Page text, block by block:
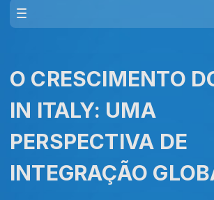
O CRESCIMENTO
IN ITALY: UMA
PERSPECTIVA DE
INTEGRAÇÃO